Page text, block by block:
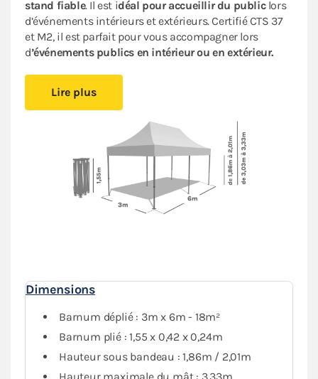
stand fiable. Il est idéal pour accueillir du publiclors
d’événements intérieurs et extérieurs. Certifié CTS 37
et M2, il est parfait pour vous accompagner lors
d’événements publics en intérieur ou en extérieur.
pourrez l’installer simplement.
permet de créer un espace couvert sans effort.
Installez-vous confortablement où vous le souhaitez,
vous serez protégédu soleil ou de la pluie.
Sa bâche de toit en Polyester avec enduction PVC de
380gr/m² est renforcée au niveau des angles et des
complètement étanche
Lire plus
Dimensions
Barnum déplié : 3m x 6m - 18m²
Barnum plié : 1,55 x 0,42 x 0,24m
Hauteur sous bandeau : 1,86m / 2,01m